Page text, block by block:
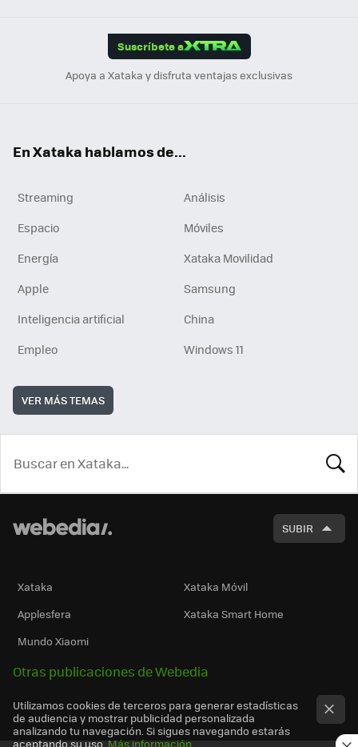
Suscríbete a
Apoya a Xataka y disfruta ventajas exclusivas
En Xataka hablamos de...
Streaming
Análisis
Espacio
Móviles
Energía
Xataka Movilidad
Apple
Samsung
Inteligencia artificial
China
Empleo
Windows 11
VER MÁS TEMAS
SUBIR
Xataka
Xataka Móvil
Applesfera
Xataka Smart Home
Mundo Xiaomi
Otras publicaciones de Webedia
Utilizamos cookies de terceros para generar estadísticas
de audiencia y mostrar publicidad personalizada
analizando tu navegación. Si sigues navegando estarás
aceptando su uso. Más información